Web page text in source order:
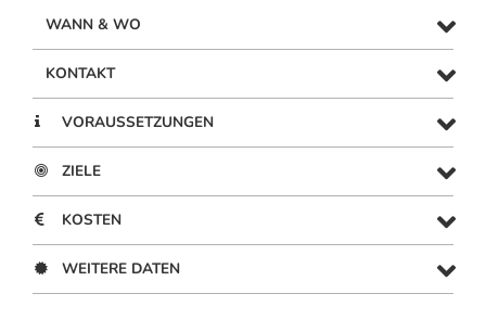
WANN & WO
KONTAKT
VORAUSSETZUNGEN
ZIELE
KOSTEN
WEITERE DATEN